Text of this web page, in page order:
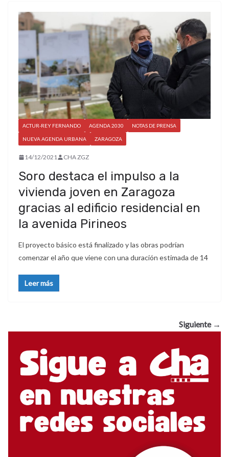
ACTUR-REY FERNANDO AGENDA 2030 NOTAS DE PRENSA
NUEVA AGENDA URBANA ZARAGOZA
14/12/2021 CHA ZGZ
Soro destaca el impulso a la
vivienda joven en Zaragoza
gracias al edificio residencial en
la avenida Pirineos
El proyecto básico está finalizado y las obras podrían
comenzar el año que viene con una duración estimada de 14
Leer más
Siguiente →